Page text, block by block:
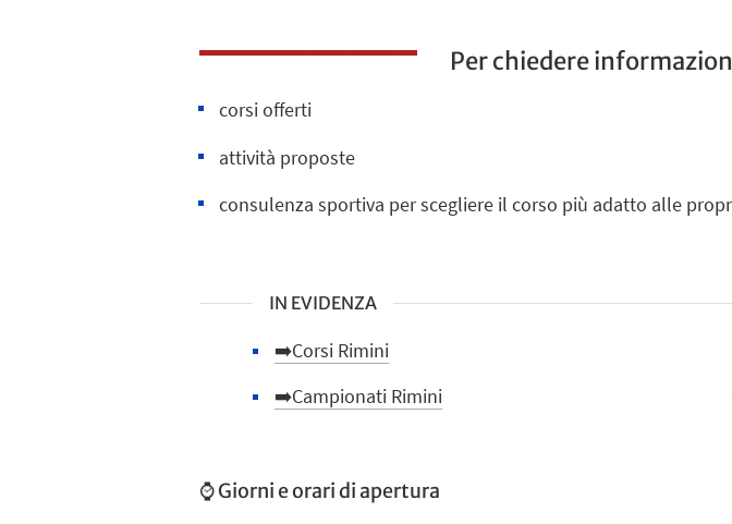
Per chiedere
corsi offerti
attività proposte
consulenza sportiva per scegliere il corso più adatto alle
IN EVIDENZA
➡️Corsi Rimini
➡️Campionati Rimini
⌚ Giorni e orari di apertura